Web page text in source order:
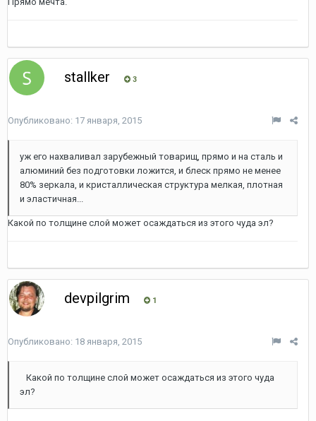
stallker 3
Опубликовано: 17 января, 2015
уж его нахваливал зарубежный товарищ, прямо и на сталь и
алюминий без подготовки ложится, и блеск прямо не менее
80% зеркала, и кристаллическая структура мелкая, плотная
и эластичная...
Какой по толщине слой может осаждаться из этого чуда эл?
devpilgrim 1
Опубликовано: 18 января, 2015
Какой по толщине слой может осаждаться из этого чуда
эл?